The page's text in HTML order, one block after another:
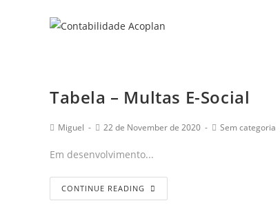
Tabela – Multas E-Social
Miguel 22 de November de 2020 Sem categoria
Em desenvolvimento...
CONTINUE READING